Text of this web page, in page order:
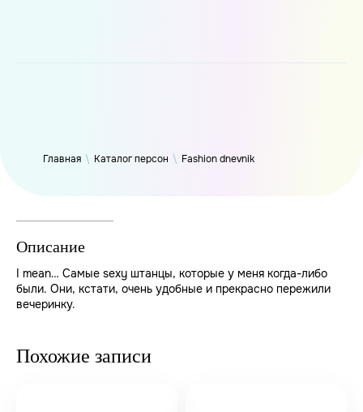
Главная \ Каталог персон \ Fashion dnevnik
Описание
I mean… Самые sexy штанцы, которые у меня когда-либо
были. Они, кстати, очень удобные и прекрасно пережили
вечеринку.
Похожие записи